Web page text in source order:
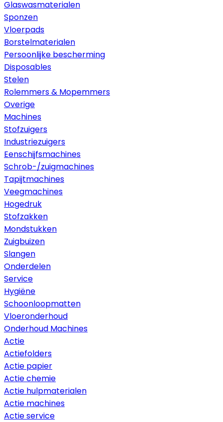
Glaswasmaterialen
Sponzen
Vloerpads
Borstelmaterialen
Persoonlijke bescherming
Disposables
Stelen
Rolemmers & Mopemmers
Overige
Machines
Stofzuigers
Industriezuigers
Eenschijfsmachines
Schrob-/zuigmachines
Tapijtmachines
Veegmachines
Hogedruk
Stofzakken
Mondstukken
Zuigbuizen
Slangen
Onderdelen
Service
Hygiëne
Schoonloopmatten
Vloeronderhoud
Onderhoud Machines
Actie
Actiefolders
Actie papier
Actie chemie
Actie hulpmaterialen
Actie machines
Actie service